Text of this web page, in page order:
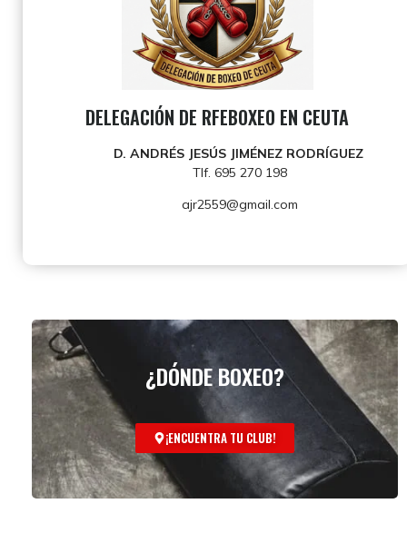
DELEGACIÓN DE RFEBOXEO EN CEUTA
D. ANDRÉS JESÚS JIMÉNEZ RODRÍGUEZ
Tlf. 695 270 198
ajr2559@gmail.com
¿DÓNDE BOXEO?
¡ENCUENTRA TU CLUB!